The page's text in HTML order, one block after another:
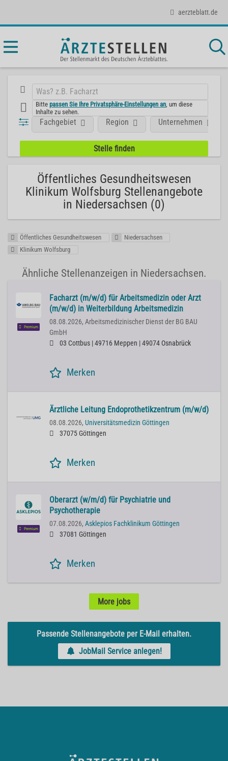
aerzteblatt.de
Bittepassen Sie Ihre Privatsphäre-Einstellungen an , um diese
Inhalte zu sehen.
Fachgebiet Region Unternehmen
Öffentliches Gesundheitswesen
Klinikum Wolfsburg Stellenangebote
in Niedersachsen (0)
Öffentliches Gesundheitswesen
Niedersachsen
Klinikum Wolfsburg
Ähnliche Stellenanzeigen in Niedersachsen.
Premium
Facharzt (m/w/d) für Arbeitsmedizin oder Arzt
(m/w/d) in Weiterbildung Arbeitsmedizin
08.08.2026, Arbeitsmedizinischer Dienst der BG BAU
GmbH
03 Cottbus | 49716 Meppen | 49074 Osnabrück
Merken
Ärztliche Leitung Endoprothetikzentrum (m/w/d)
08.08.2026, Universitätsmedizin Göttingen
37075 Göttingen
Merken
Premium
Oberarzt (w/m/d) für Psychiatrie und
Psychotherapie
07.08.2026, Asklepios Fachklinikum Göttingen
37081 Göttingen
Merken
More jobs
Passende Stellenangebote per E-Mail erhalten.
JobMail Service anlegen!